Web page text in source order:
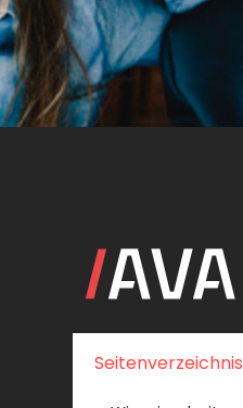
Seitenverzeichnis